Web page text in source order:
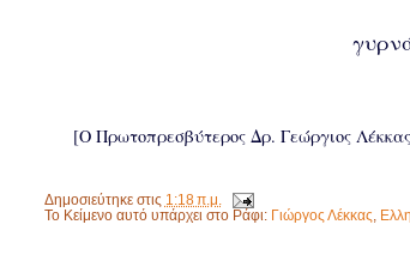
[Ο Πρωτοπρεσβύτερος Δρ. Γεώργιος Λέκκας
Δημοσιεύτηκε στις 1:18 π.μ.
Το Κείμενο αυτό υπάρχει στο Ράφι:
Γιώργος Λέκκας